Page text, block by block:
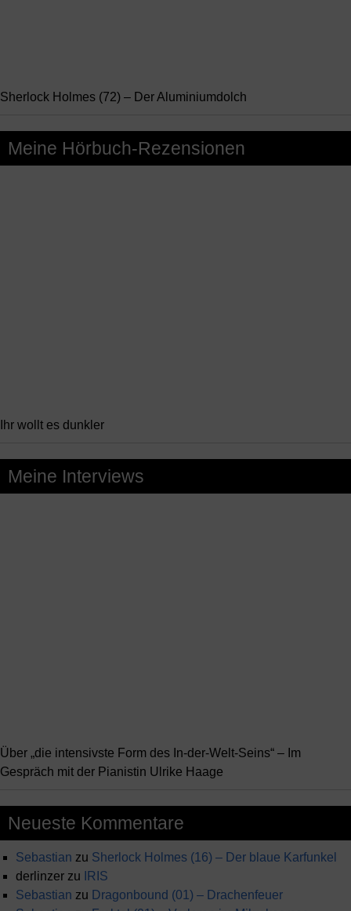
Sherlock Holmes (72) – Der Aluminiumdolch
Meine Hörbuch-Rezensionen
Ihr wollt es dunkler
Meine Interviews
Über „die intensivste Form des In-der-Welt-Seins“ – Im
Gespräch mit der Pianistin Ulrike Haage
Neueste Kommentare
Sebastian zu Sherlock Holmes (16) – Der blaue Karfunkel
derlinzer zu
IRIS
Sebastian zu Dragonbound (01) – Drachenfeuer